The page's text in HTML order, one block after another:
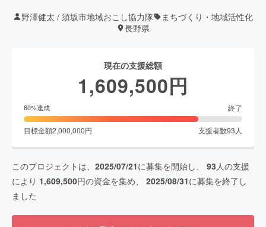
野澤健太 / 須坂市地域おこし協力隊
まちづくり・地域活性化
長野県
現在の支援総額
1,609,500円
80%達成 終了
目標金額2,000,000円 支援者数93 人
このプロジェクトは、 2025/07/21に募集を開始し、 93 人の支援
により 1,609,500円の資金を集め、 2025/08/31に募集を終了し
ました